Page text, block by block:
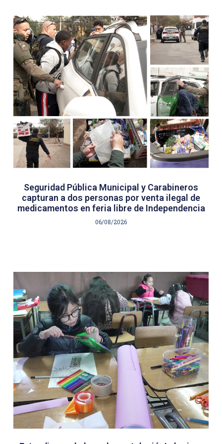
Seguridad Pública Municipal y Carabineros
capturan a dos personas por venta ilegal de
medicamentos en feria libre de Independencia
06/08/2026